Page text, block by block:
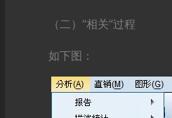
（二）“相关”过程
如下图：